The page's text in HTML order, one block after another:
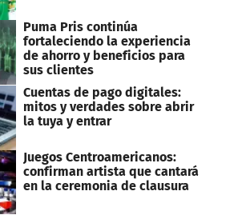
Puma Pris continúa
fortaleciendo la experiencia
de ahorro y beneficios para
sus clientes
Cuentas de pago digitales:
mitos y verdades sobre abrir
la tuya y entrar
Juegos Centroamericanos:
confirman artista que cantará
en la ceremonia de clausura